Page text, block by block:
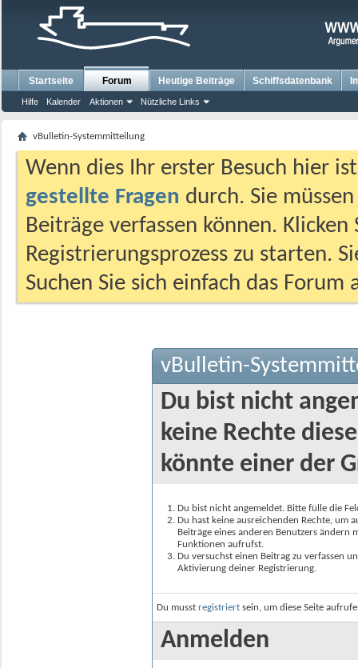
Startseite Forum
Hilfe Kalender Aktionen Nützliche Links
Heutige Beiträge Schiffsdatenbank
vBulletin-Systemmitteilung
Wenn dies Ihr erster Besuch hier
gestellte Fragen durch. Sie
Beiträge verfassen können.
Registrierungsprozess zu starten.
Suchen Sie sich einfach das
vBulletin-
Du bist nicht
keine Rechte
könnte einer der
Du bist nicht angemeldet. Bitte fülle die
Du hast keine ausreichenden Rechte, um
Beiträge eines anderen Benutzers
Funktionen aufrufst.
Du versuchst einen Beitrag zu verfassen
Aktivierung deiner Registrierung.
Du musst registriert sein, um diese Seite
Anmelden